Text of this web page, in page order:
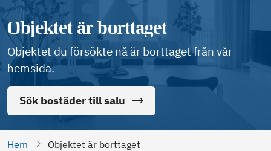
Objektet är borttaget
Objektet du försökte nå är borttaget från vår
hemsida.
Sök bostäder till salu
Hem Objektet är borttaget